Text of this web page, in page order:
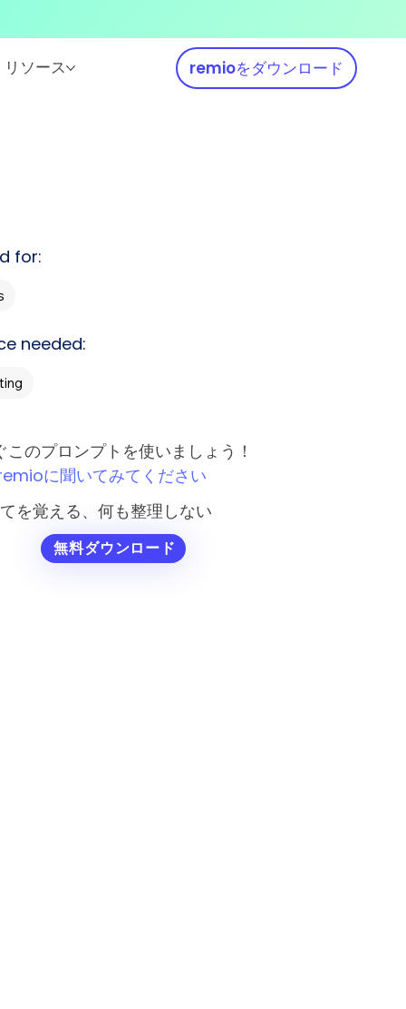
リソース remioをダウンロード
for:
needed:
このプロンプトを使いましょう！
に聞いてみてください
を覚える、何も整理しない
無料ダウンロード